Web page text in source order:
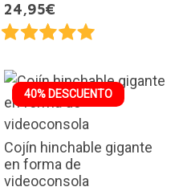
24,95€
40% DESCUENTO
Cojín hinchable gigante
en forma de
videoconsola